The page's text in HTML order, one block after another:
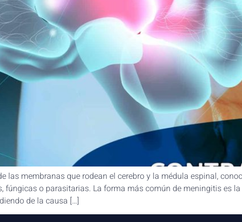
las membranas que rodean el cerebro y la médula espinal,
fúngicas o parasitarias. La forma más común de meningitis es
de la causa […]